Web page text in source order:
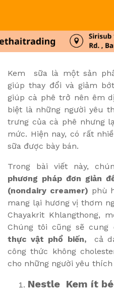
Kem sữa là một sản
giúp thay đổi và giảm
giúp cà phê trở nên êm
biệt là những người yêu
trưng của cà phê nhưng
mức. Hiện nay, có rất
sữa được bày bán.
Trong bài viết này,
phương pháp đơn giản
(nondairy creamer) phù
mang lại hương vị thơm
Chayakrit Khlangthong,
Chúng tôi cũng sẽ cung
thực vật phổ biến,cả
công thức không
cho những người yêu thích
Nestle Kem ít